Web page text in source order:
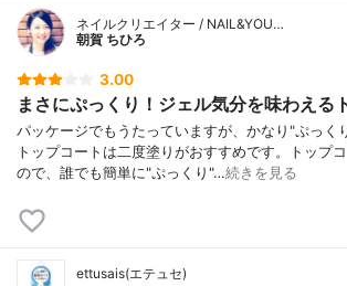
ネイルクリエイター / NAIL&YOU…
朝賀 ちひろ
3.00
まさにぷっくり！ジェル気分を味わえる
パッケージでもうたっていますが、かなり"ぷっく
トップコートは二度塗りがおすすめです。トップ
ので、誰でも簡単に"ぷっくり"…続きを見る
ettusais(エテュセ)